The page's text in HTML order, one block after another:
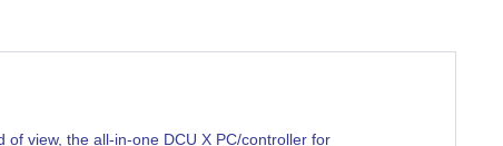
view, the all-in-one DCU X PC/controller for